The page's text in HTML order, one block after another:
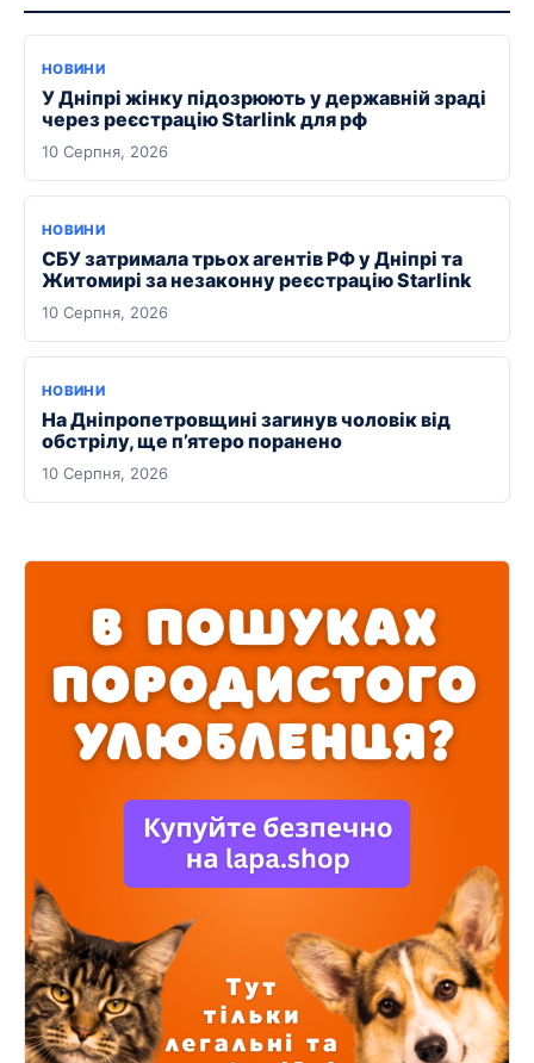
НОВИНИ
У Дніпрі жінку підозрюють у державній зраді
через реєстрацію Starlink для рф
10 Серпня, 2026
НОВИНИ
СБУ затримала трьох агентів РФ у Дніпрі та
Житомирі за незаконну реєстрацію Starlink
10 Серпня, 2026
НОВИНИ
На Дніпропетровщині загинув чоловік від
обстрілу, ще п’ятеро поранено
10 Серпня, 2026